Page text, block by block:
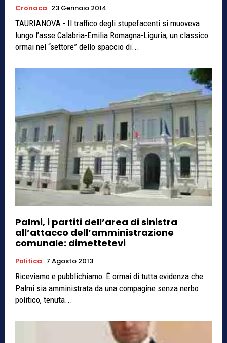
Cronaca 23 Gennaio 2014
TAURIANOVA - Il traffico degli stupefacenti si muoveva
lungo l’asse Calabria-Emilia Romagna-Liguria, un classico
ormai nel “settore” dello spaccio di...
Palmi, i partiti dell’area di sinistra
all’attacco dell’amministrazione
comunale: dimettetevi
Politica 7 Agosto 2013
Riceviamo e pubblichiamo: È ormai di tutta evidenza che
Palmi sia amministrata da una compagine senza nerbo
politico, tenuta...